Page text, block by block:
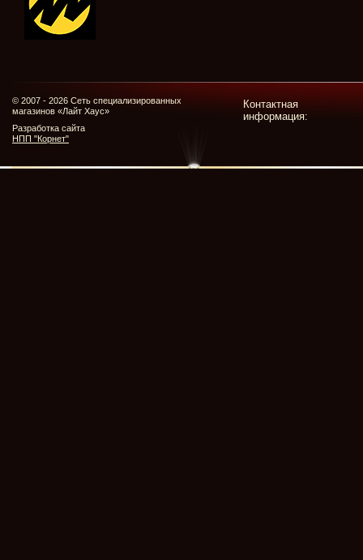
© 2007 - 2026 Сеть специализированных
магазинов «Лайт Хаус»
Разработка сайта
НПП "Корнет"
Контактная
информация: